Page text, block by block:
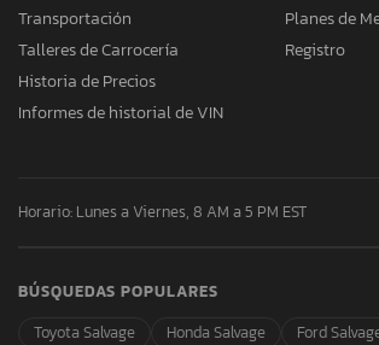
Transportación
Talleres de Carrocería
Historia de Precios
Informes de historial de VIN
Planes de
Registro
Horario: Lunes a Viernes, 8 AM a 5 PM EST
BÚSQUEDAS POPULARES
Toyota Salvage
Honda Salvage Ford